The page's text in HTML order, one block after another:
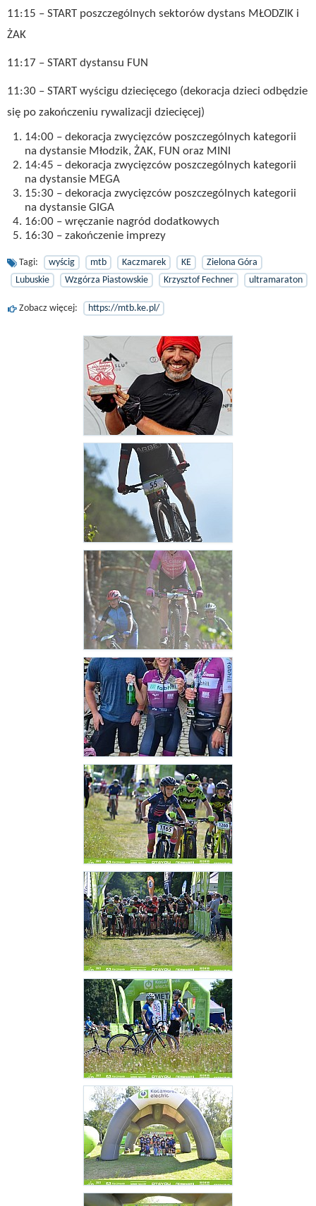
11:15 – START poszczególnych sektorów dystans MŁODZIK i
ŻAK
11:17 – START dystansu FUN
11:30 – START wyścigu dziecięcego (dekoracja dzieci odbędzie
się po zakończeniu rywalizacji dziecięcej)
14:00 – dekoracja zwycięzców poszczególnych kategorii
na dystansie Młodzik, ŻAK, FUN oraz MINI
14:45 – dekoracja zwycięzców poszczególnych kategorii
na dystansie MEGA
15:30 – dekoracja zwycięzców poszczególnych kategorii
na dystansie GIGA
16:00 – wręczanie nagród dodatkowych
16:30 – zakończenie imprezy
Tagi: wyścig mtb Kaczmarek KE
Zielona Góra
Lubuskie
Wzgórza Piastowskie Krzysztof Fechner ultramaraton
Zobacz więcej: https://mtb.ke.pl/